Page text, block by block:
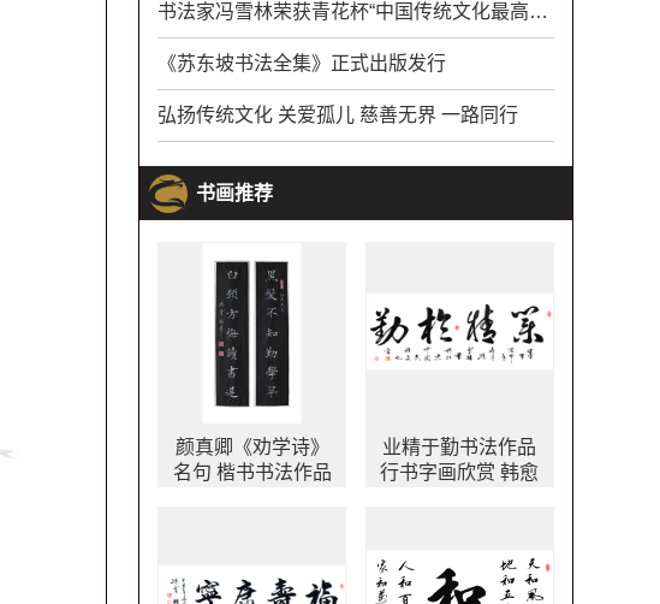
书法家冯雪林荣获青花杯“中国传统文化最高成就奖”
《苏东坡书法全集》正式出版发行
弘扬传统文化 关爱孤儿 慈善无界 一路同行
书画推荐
颜真卿《劝学诗》
名句 楷书书法作品
业精于勤书法作品
行书字画欣赏 韩愈